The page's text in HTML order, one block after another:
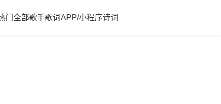
门 全部歌手歌词APP/小程序诗词